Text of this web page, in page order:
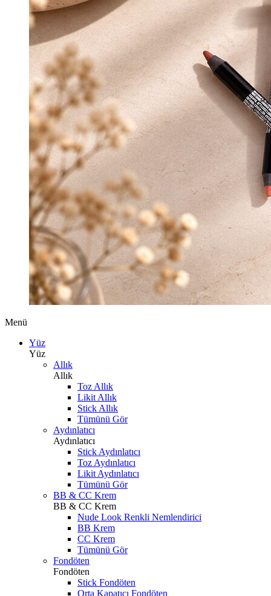
Menü
Yüz
Yüz
Allık
Allık
Toz Allık
Likit Allık
Stick Allık
Tümünü Gör
Aydınlatıcı
Aydınlatıcı
Stick Aydınlatıcı
Toz Aydınlatıcı
Likit Aydınlatıcı
Tümünü Gör
BB & CC Krem
BB & CC Krem
Nude Look Renkli Nemlendirici
BB Krem
CC Krem
Tümünü Gör
Fondöten
Fondöten
Stick Fondöten
Orta Kapatıcı Fondöten